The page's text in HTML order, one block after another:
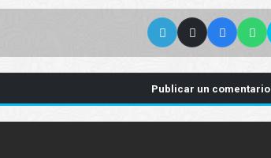
Publicar un comentario